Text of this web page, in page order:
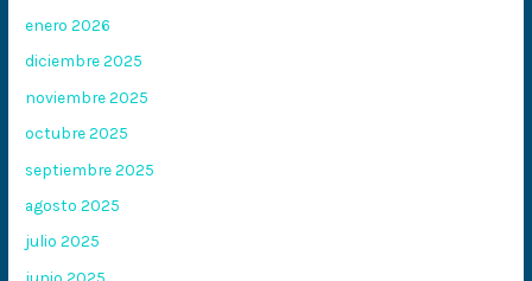
enero 2026
diciembre 2025
noviembre 2025
octubre 2025
septiembre 2025
agosto 2025
julio 2025
junio 2025